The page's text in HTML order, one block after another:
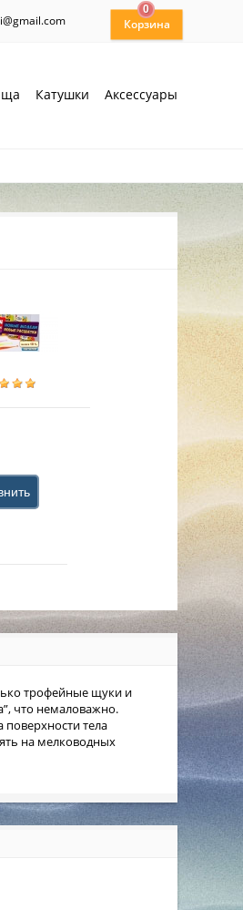
0
Катушки Аксессуары
трофейные щуки и
что немаловажно.
поверхности тела
на мелководных